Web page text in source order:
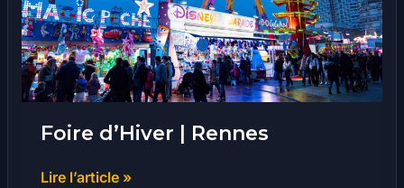
Foire d’Hiver | Rennes
Lire l’article »